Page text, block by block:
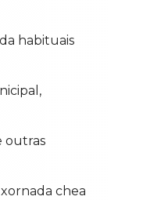
habituais
outras
chea